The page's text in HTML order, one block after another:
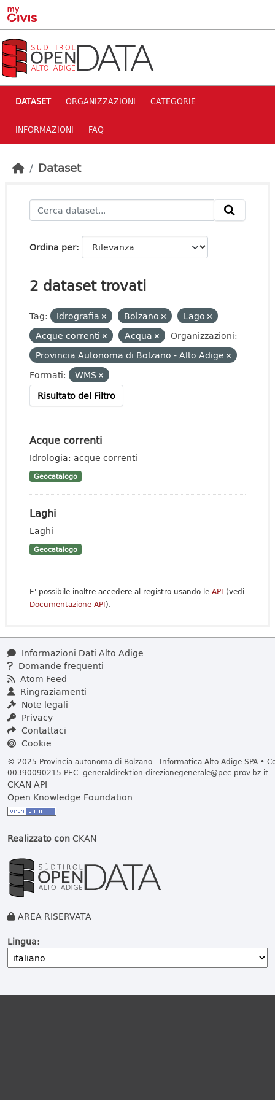
Skip to main content
DATASET ORGANIZZAZIONI CATEGORIE
INFORMAZIONI FAQ
Dataset
Ordina per
2 dataset trovati
Tag: Idrografia Bolzano
Lago
Acque correnti
Acqua
Organizzazioni:
Provincia Autonoma di Bolzano - Alto Adige
Formati:
WMS
Risultato del Filtro
Acque correnti
Idrologia: acque correnti
Geocatalogo
Laghi
Laghi
Geocatalogo
E' possibile inoltre accedere al registro usando le API (vedi
Documentazione API).
Informazioni Dati Alto Adige
Domande frequenti
Atom Feed
Ringraziamenti
Note legali
Privacy
Contattaci
Cookie
© 2025 Provincia autonoma di Bolzano - Informatica Alto Adige SPA •
00390090215 PEC: generaldirektion.direzionegenerale@pec.prov.bz.it
CKAN API
Open Knowledge Foundation
Realizzato conCKAN
AREA RISERVATA
Lingua